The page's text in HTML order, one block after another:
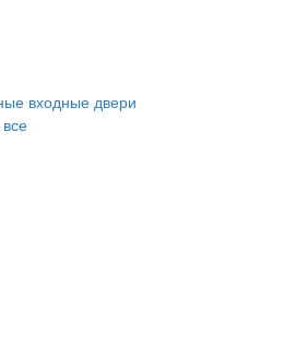
входные двери
все